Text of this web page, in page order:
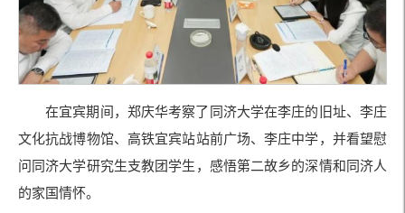
在宜宾期间，郑庆华考察了同济大学在李庄的旧址、李庄
文化抗战博物馆、高铁宜宾站站前广场、李庄中学，并看望慰
问同济大学研究生支教团学生，感悟第二故乡的深情和同济人
的家国情怀。